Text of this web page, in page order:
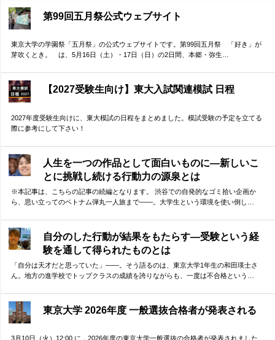
第99回五月祭公式ウェブサイト
東京大学の学園祭「五月祭」の公式ウェブサイトです。第99回五月祭 「好き」が
芽吹くとき。 は、5月16日（土）・17日（日）の2日間、本郷・弥生…
【2027受験生向け】東大入試関連模試 日程
2027年度受験生向けに、東大模試の日程をまとめました。模試受験の予定を立てる
際に参考にして下さい！
人生を一つの作品として面白いものに―新しいこ
とに挑戦し続ける行動力の源泉とは
※本記事は、こちらの記事の続編となります。 渋谷での自発的なゴミ拾い企画か
ら、思い立ってのベトナム弾丸一人旅まで——。大学生という環境を使い倒し…
自分のした行動が結果をもたらす―受験という経
験を通して得られたものとは
「自分は天才だと思っていた」——。そう語るのは、東京大学1年生の和田瑛士さ
ん。地方の進学校でトップクラスの成績を誇りながらも、一度は不合格という…
東京大学 2026年度 一般選抜合格者が発表される
3月10日（火）12:00 に，2026年度の東京大学一般選抜の合格者が発表されました。